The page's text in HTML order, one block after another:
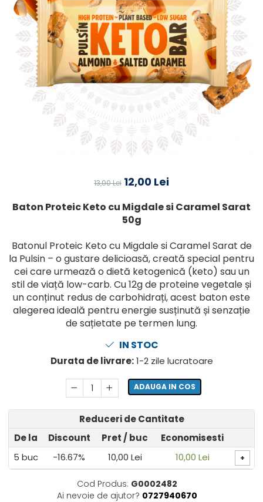
13,00 Lei 12,00 Lei
Baton Proteic Keto cu Migdale si Caramel Sarat
50g
Batonul Proteic Keto cu Migdale si Caramel Sarat de
la Pulsin – o gustare delicioasă, creată special pentru
cei care urmează o dietă ketogenică (keto) sau un
stil de viață low-carb. Cu 12g de proteine vegetale și
un conținut redus de carbohidrați, acest baton este
alegerea ideală pentru energie susținută și senzație
de sațietate pe termen lung.
IN STOC
Durata de livrare:1-2 zile lucratoare
ADAUGA IN COS
Reduceri de Cantitate
De la
Discount Pret / buc
Economisesti
5 buc -16.67% 10,00 Lei 10,00 Lei +
Cod Produs: G0002482
Ai nevoie de ajutor? 0727940670